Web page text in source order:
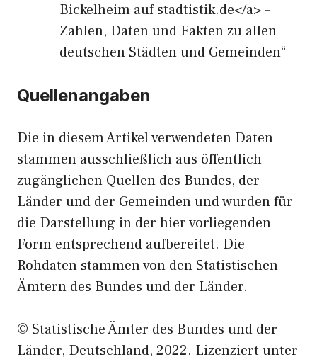
Bickelheim auf stadtistik.de</a> –
Zahlen, Daten und Fakten zu allen
deutschen Städten und Gemeinden“
Quellenangaben
Die in diesem Artikel verwendeten Daten
stammen ausschließlich aus öffentlich
zugänglichen Quellen des Bundes, der
Länder und der Gemeinden und wurden für
die Darstellung in der hier vorliegenden
Form entsprechend aufbereitet. Die
Rohdaten stammen von den Statistischen
Ämtern des Bundes und der Länder.
© Statistische Ämter des Bundes und der
Länder, Deutschland, 2022. Lizenziert unter